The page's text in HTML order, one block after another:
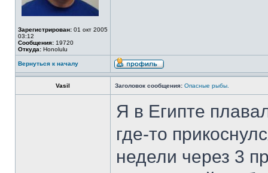
Зарегистрирован: 01 окт 2005
03:12
Сообщения: 19720
Откуда: Honolulu
Вернуться к началу
Vasil Заголовок сообщения: Опасные рыбы.
Я в Египте
где-то
недели через 3